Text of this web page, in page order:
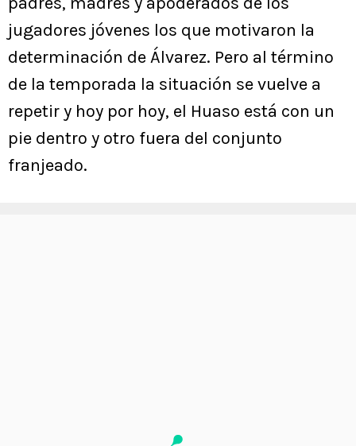
jugadores jóvenes los que motivaron la
determinación de Álvarez. Pero al término
de la temporada la situación se vuelve a
repetir y hoy por hoy, el Huaso está con un
pie dentro y otro fuera del conjunto
franjeado.